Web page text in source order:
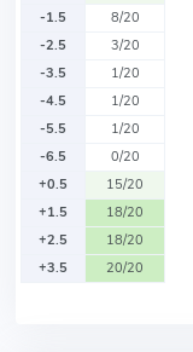
-1.5
8/20
-2.5
3/20
-3.5
1/20
-4.5
1/20
-5.5
1/20
-6.5
0/20
+0.5
15/20
+1.5
18/20
+2.5
18/20
+3.5
20/20